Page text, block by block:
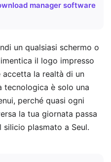
manager software
un qualsiasi schermo o
il logo impresso
accetta la realtà di un
tecnologica è solo una
perché quasi ogni
la tua giornata passa
plasmato a Seul.